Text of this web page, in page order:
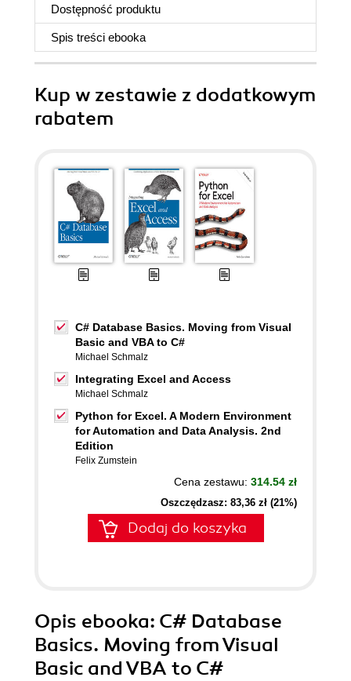
Dostępność produktu
Spis treści ebooka
Kup w zestawie z dodatkowym
rabatem
C# Database Basics. Moving from Visual
Basic and VBA to C#
Michael Schmalz
Integrating Excel and Access
Michael Schmalz
Python for Excel. A Modern Environment
for Automation and Data Analysis. 2nd
Edition
Felix Zumstein
Cena zestawu: 314.54 zł
Oszczędzasz: 83,36 zł (21%)
Dodaj do koszyka
Opis ebooka: C# Database
Basics. Moving from Visual
Basic and VBA to C#